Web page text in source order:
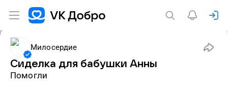
Милосердие
Сиделка для бабушки Анны
Помогли